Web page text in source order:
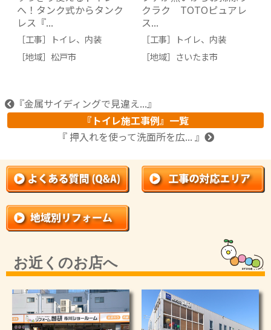
へ！タンク式からタンク
レス『...
［工事］ トイレ、 内装
［地域］ 松戸市
クラク TOTOピュアレ
ス...
［工事］ トイレ、 内装
［地域］ さいたま市
『金属サイディングで見違え...』
『トイレ施工事例』一覧
『 押入れを使って洗面所を広... 』
お近くのお店へ